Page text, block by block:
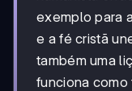
exemplo para
e a fé cristã
também uma
funciona como